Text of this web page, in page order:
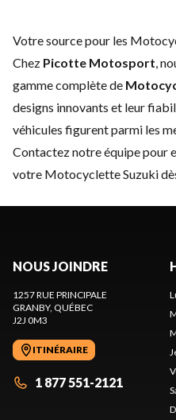
Votre source pour les
Chez Picotte Motosport,
gamme complète de
designs innovants et leur
véhicules figurent parmi les
Contactez notre équipepour
votre Motocyclette Suzuki
NOUS JOINDRE
1257 RUE PRINCIPALE
GRANBY, QUÉBEC
J2J 0M3
ITINÉRAIRE
1 877 551-2121